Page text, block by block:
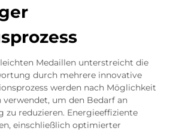
Medaillen unterstreicht die
durch mehrere innovative
werden nach Möglichkeit
um den Bedarf an
zu reduzieren. Energieeffiziente
einschließlich optimierter